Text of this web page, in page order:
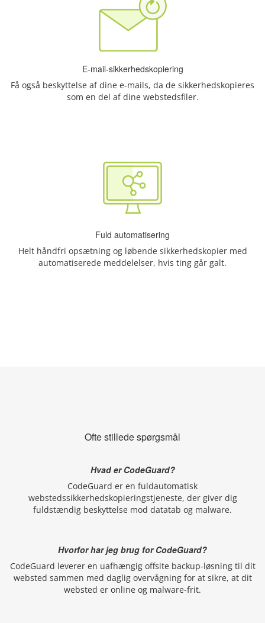
E-mail-sikkerhedskopiering
Få også beskyttelse af dine e-mails, da de sikkerhedskopieres
som en del af dine webstedsfiler.
Fuld automatisering
Helt håndfri opsætning og løbende sikkerhedskopier med
automatiserede meddelelser, hvis ting går galt.
Ofte stillede spørgsmål
Hvad er CodeGuard?
CodeGuard er en fuldautomatisk
webstedssikkerhedskopieringstjeneste, der giver dig
fuldstændig beskyttelse mod datatab og malware.
Hvorfor har jeg brug for CodeGuard?
CodeGuard leverer en uafhængig offsite backup-løsning til dit
websted sammen med daglig overvågning for at sikre, at dit
websted er online og malware-frit.